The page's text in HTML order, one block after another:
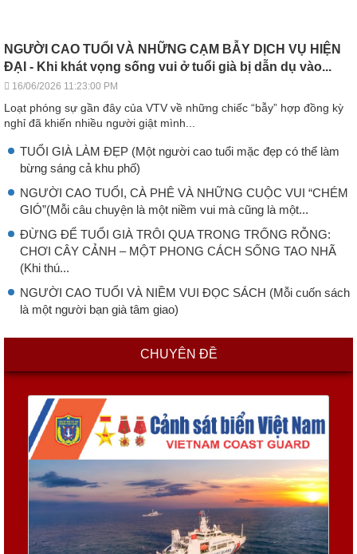
NGƯỜI CAO TUỔI VÀ NHỮNG CẠM BẪY DỊCH VỤ HIỆN
ĐẠI - Khi khát vọng sống vui ở tuổi già bị dẫn dụ vào...
16/06/2026 11:23:00 PM
Loạt phóng sự gần đây của VTV về những chiếc “bẫy” hợp đồng kỳ
nghỉ đã khiến nhiều người giật mình...
TUỔI GIÀ LÀM ĐẸP (Một người cao tuổi mặc đẹp có thể làm
bừng sáng cả khu phố)
NGƯỜI CAO TUỔI, CÀ PHÊ VÀ NHỮNG CUỘC VUI “CHÉM
GIÓ”(Mỗi câu chuyện là một niềm vui mà cũng là một...
ĐỪNG ĐỂ TUỔI GIÀ TRÔI QUA TRONG TRỐNG RỖNG:
CHƠI CÂY CẢNH – MỘT PHONG CÁCH SỐNG TAO NHÃ
(Khi thú...
NGƯỜI CAO TUỔI VÀ NIỀM VUI ĐỌC SÁCH (Mỗi cuốn sách
là một người bạn già tâm giao)
CHUYÊN ĐỀ